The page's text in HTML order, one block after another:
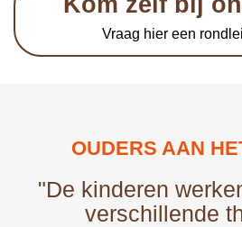
Vraag hier een
OUDERS AAN
"De kinderen
verschillende